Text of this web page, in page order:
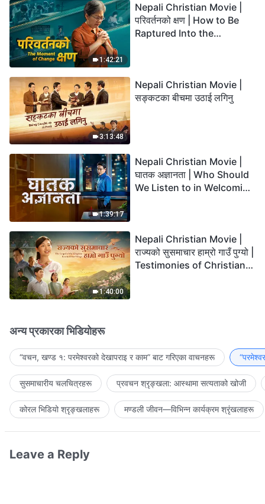
1:42:21
Nepali Christian Movie |
परिवर्तनको क्षण | How to Be
Raptured Into the
3:13:48
Nepali Christian Movie |
सङ्कटका बीचमा उठाई लगिनु
1:39:17
Nepali Christian Movie |
घातक अज्ञानता | Who Should
We Listen to in Welcoming
1:40:00
Nepali Christian Movie |
राज्यको सुसमाचार हाम्रो गाउँ पुग्यो |
Testimonies of Christians
अन्य प्रकारका भिडियोहरू
“वचन, खण्ड १: परमेश्‍वरको देखापराइ र काम” बाट गरिएका वाचनहरू
सुसमाचारीय चलचित्रहरू प्रवचन श्रृङ्खला: आस्थामा सत्यताको खोजी
कोरल भिडियो श्रृङ्खलाहरू मण्डली जीवन—विभिन्‍न कार्यक्रम श्रृंखलाहरू
Leave a Reply